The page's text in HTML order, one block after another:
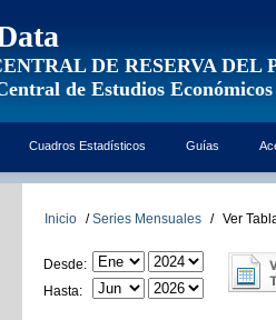
DE RESERVA DEL
de Estudios Económicos
Cuadros Estadísticos Guías
Inicio / Series Mensuales / Ver
Desde:
Hasta: